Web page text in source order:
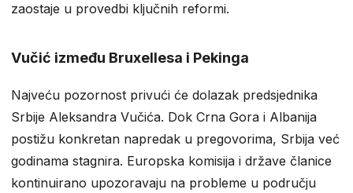
zaostaje u provedbi ključnih reformi.
Vučić između Bruxellesa i Pekinga
Najveću pozornost privući će dolazak predsjednika
Srbije Aleksandra Vučića. Dok Crna Gora i Albanija
postižu konkretan napredak u pregovorima, Srbija već
godinama stagnira. Europska komisija i države članice
kontinuirano upozoravaju na probleme u području